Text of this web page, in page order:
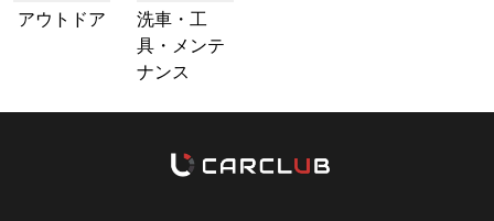
アウトドア
洗車・工
具・メンテ
ナンス